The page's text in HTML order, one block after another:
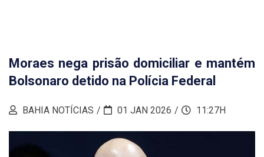
Moraes nega prisão domiciliar e mantém
Bolsonaro detido na Polícia Federal
BAHIA NOTÍCIAS 01 JAN 2026 11:27H